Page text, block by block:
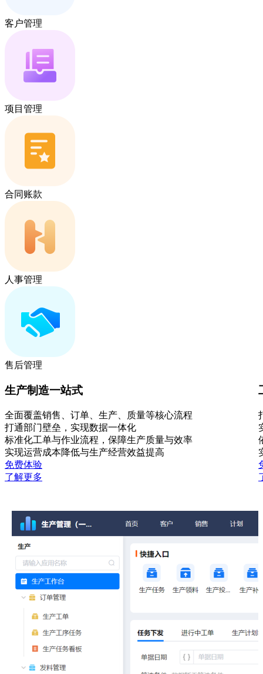
客户管理
项目管理
合同账款
人事管理
售后管理
生产制造一站式
全面覆盖销售、订单、生产、质量等核心流程
打通部门壁垒，实现数据一体化
标准化工单与作业流程，保障生产质量与效率
实现运营成本降低与生产经营效益提高
免费体验
了解更多